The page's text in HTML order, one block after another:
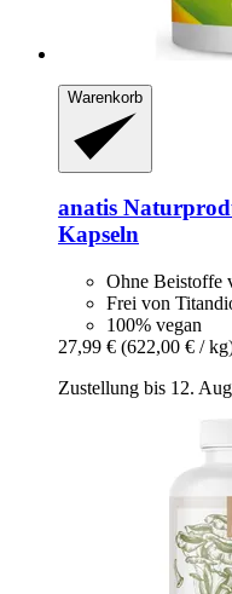
Warenkorb
anatis
Kapseln
Ohne Beistoffe
Frei von
100% vegan
27,99 € (622,00 € /
Zustellung bis 12.